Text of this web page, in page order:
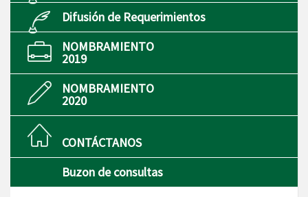
Difusión de Requerimientos
NOMBRAMIENTO
2019
NOMBRAMIENTO
2020
CONTÁCTANOS
Buzon de consultas